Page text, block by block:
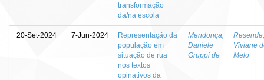
transformação
da/na escola
20-Set-2024 7-Jun-2024
Representação da
população em
situação de rua
nos textos
opinativos da
Mendonça,
Daniele
Gruppi de
Resende,
Viviane
Melo